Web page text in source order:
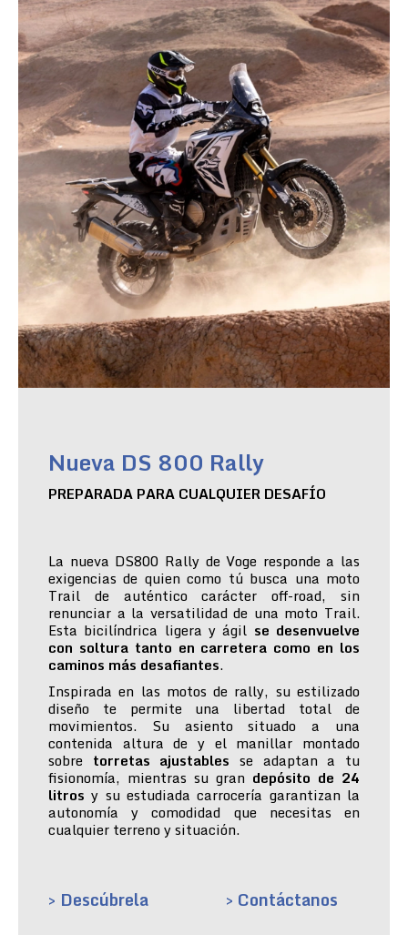
Nueva DS 800 Rally
PREPARADA PARA CUALQUIER DESAFÍO
La nueva DS800 Rally de Voge responde a las
exigencias de quien como tú busca una moto
Trail de auténtico carácter off-road, sin
renunciar a la versatilidad de una moto Trail.
Esta bicilíndrica ligera y ágil se desenvuelve
con soltura tanto en carretera como en los
caminos más desafiantes.
Inspirada en las motos de rally, su estilizado
diseño te permite una libertad total de
movimientos. Su asiento situado a una
contenida altura de y el manillar montado
sobre torretas ajustables se adaptan a tu
fisionomía, mientras su gran depósito de 24
litros y su estudiada carrocería garantizan la
autonomía y comodidad que necesitas en
cualquier terreno y situación.
> Descúbrela > Contáctanos